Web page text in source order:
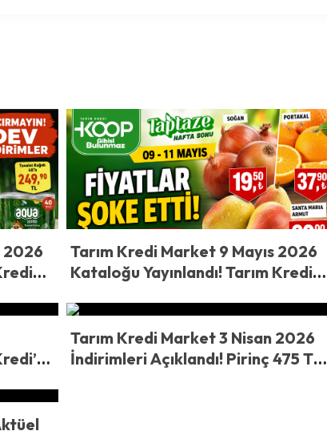
2026
Tarım Kredi Market 9 Mayıs 2026
Kataloğu Yayınlandı! Tarım Kredi
Soğan 19,50 TL, Armut 99 TL Oldu
Tarım Kredi Market 3 Nisan 2026
İndirimleri Açıklandı! Pirinç 475 TL,